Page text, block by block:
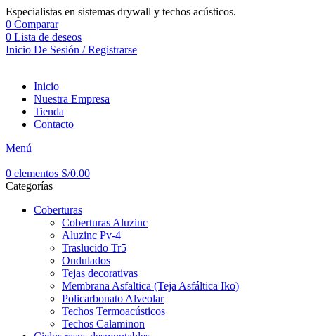
Especialistas en sistemas drywall y techos acústicos.
0 Comparar
0 Lista de deseos
Inicio De Sesión / Registrarse
Inicio
Nuestra Empresa
Tienda
Contacto
Menú
0 elementos S/0.00
Categorías
Coberturas
Coberturas Aluzinc
Aluzinc Pv-4
Traslucido Tr5
Ondulados
Tejas decorativas
Membrana Asfaltica (Teja Asfáltica Iko)
Policarbonato Alveolar
Techos Termoacústicos
Techos Calaminon